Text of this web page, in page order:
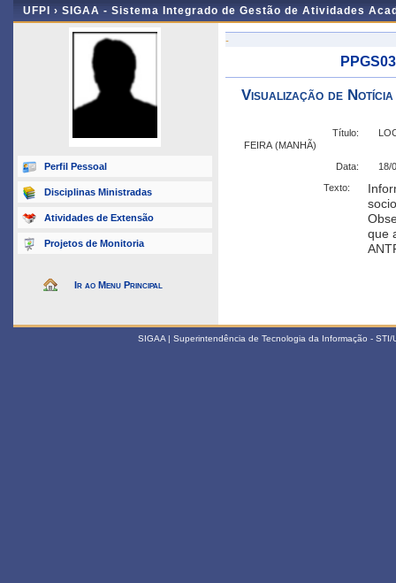
UFPI › SIGAA - Sistema Integrado de Gestão de Atividades
Perfil Pessoal
Disciplinas Ministradas
Atividades de Extensão
Projetos de Monitoria
Ir ao Menu Principal
-
Visualização de Notícia
Título:
FEIRA (MANHÃ)
Data:
18/
Texto:
que
SIGAA | Superintendência de Tecnologia da Informação -